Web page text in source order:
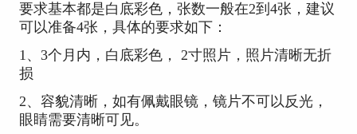
要求基本都是白底彩色，张数一般在2到4张，建议
可以准备4张，具体的要求如下：
1、3个月内，白底彩色， 2寸照片，照片清晰无折
损
2、容貌清晰，如有佩戴眼镜，镜片不可以反光，
眼睛需要清晰可见。